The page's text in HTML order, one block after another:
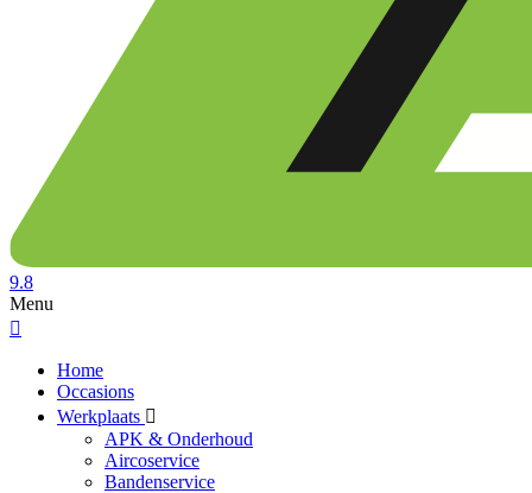
9.8
Menu
Home
Occasions
Werkplaats
APK & Onderhoud
Aircoservice
Bandenservice